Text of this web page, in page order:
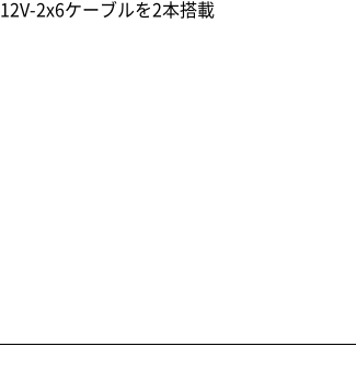
2x6ケーブルを2本搭載